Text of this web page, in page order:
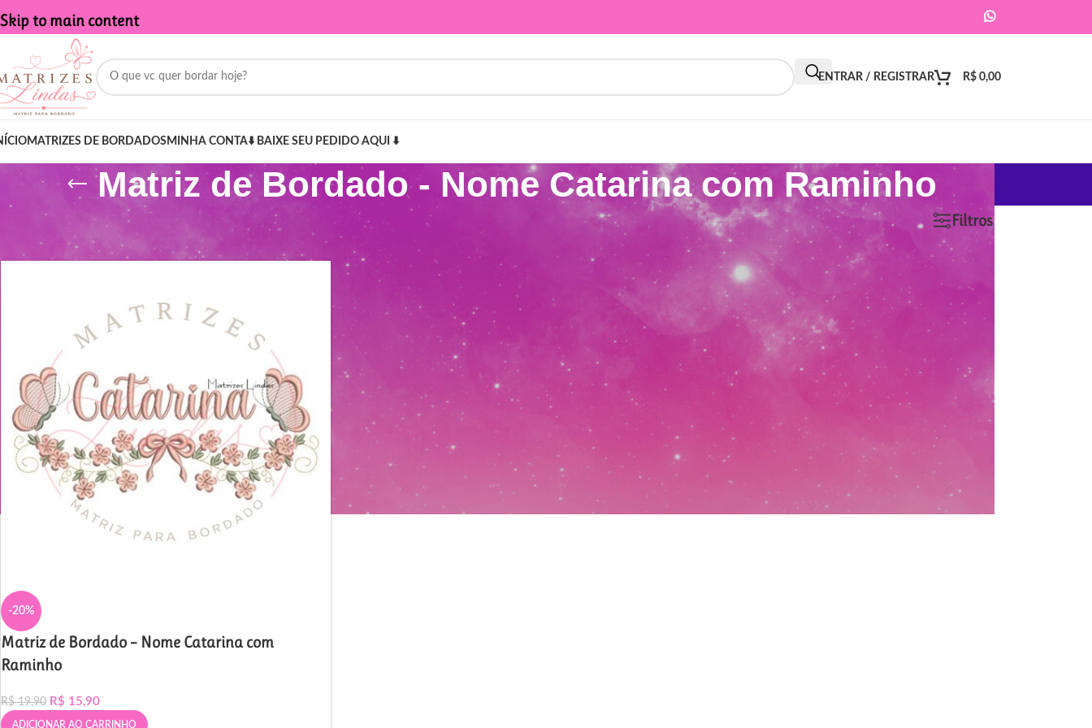
Skip to main content
ENTRAR / REGISTRAR R$ 0,00
MATRIZES DE BORDADOSMINHA CONTA⬇️ BAIXE SEU PEDIDO AQUI ⬇️
Matriz de Bordado - Nome Catarina com Raminho
Produtos marcados com a tag “Matriz de Bordado - Nome Catarina com Raminho” Mostrar 9 18 24 Filtros
-20%
Matriz de Bordado – Nome Catarina com
Raminho
R$19,90 R$ 15,90
ADICIONAR AO CARRINHO